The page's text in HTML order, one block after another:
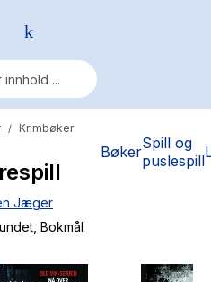
BøkerSpill og
puslespill
/ Krimbøker
Jæger
, Bokmål